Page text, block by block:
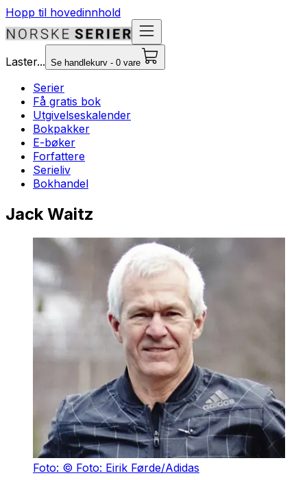
Hopp til hovedinnhold
Laster... Se handlekurv - 0 vare
Serier
Få gratis bok
Utgivelseskalender
Bokpakker
E-bøker
Forfattere
Serieliv
Bokhandel
Jack Waitz
Foto: © Foto: Eirik Førde/Adidas